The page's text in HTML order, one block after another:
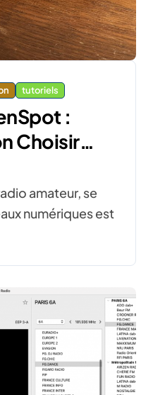
tutoriels
:
Choisir
numériques est